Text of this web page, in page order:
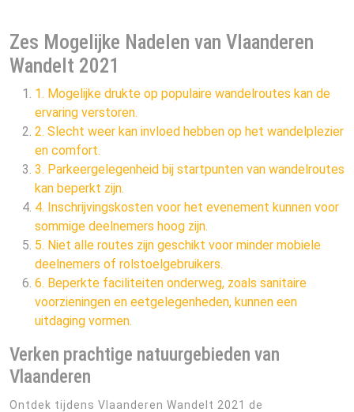
Zes Mogelijke Nadelen van Vlaanderen
Wandelt 2021
1. Mogelijke drukte op populaire wandelroutes kan de
ervaring verstoren.
2. Slecht weer kan invloed hebben op het wandelplezier
en comfort.
3. Parkeergelegenheid bij startpunten van wandelroutes
kan beperkt zijn.
4. Inschrijvingskosten voor het evenement kunnen voor
sommige deelnemers hoog zijn.
5. Niet alle routes zijn geschikt voor minder mobiele
deelnemers of rolstoelgebruikers.
6. Beperkte faciliteiten onderweg, zoals sanitaire
voorzieningen en eetgelegenheden, kunnen een
uitdaging vormen.
Verken prachtige natuurgebieden van
Vlaanderen
Ontdek tijdens Vlaanderen Wandelt 2021 de